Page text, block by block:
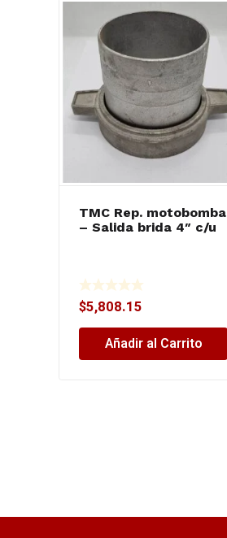
TMC Rep. motobomba
– Salida brida 4″ c/u
$5,808.15
Añadir al Carrito